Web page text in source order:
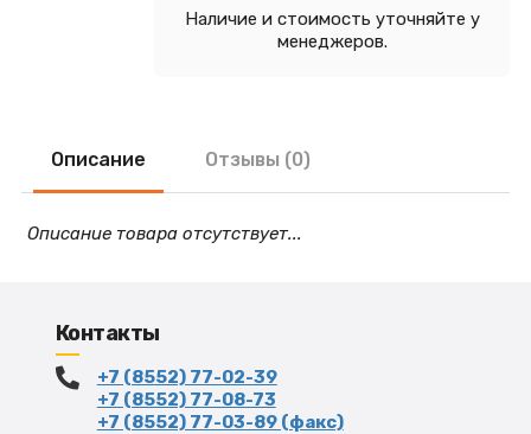
Наличие и стоимость уточняйте у
менеджеров.
Описание Отзывы (0)
Описание товара отсутствует...
Контакты
+7 (8552) 77-02-39
+7 (8552) 77-08-73
+7 (8552) 77-03-89 (факс)